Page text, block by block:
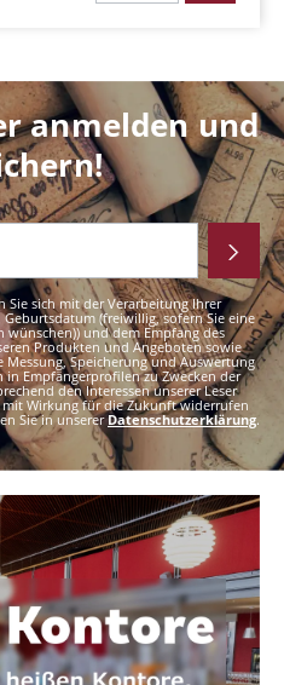
anmelden und
Sie sich mit der Verarbeitung Ihrer
Geburtsdatum (freiwillig, sofern Sie eine
und dem Empfang des
Produkten und Angeboten sowie
Speicherung und Auswertung
Empfängerprofilen zu Zwecken der
den Interessen unserer Leser
Wirkung für die Zukunft widerrufen
Sie in unsererDatenschutzerklärung.